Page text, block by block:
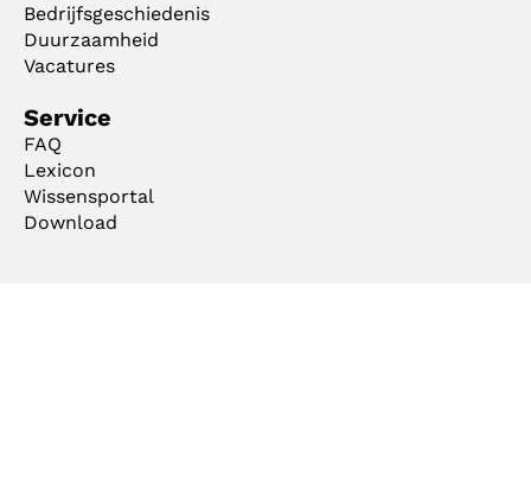
Bedrijfsgeschiedenis
Duurzaamheid
Vacatures
Service
FAQ
Lexicon
Wissensportal
Download